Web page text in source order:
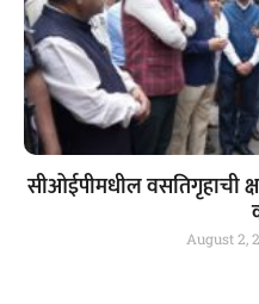
सीओईपीमधील वसतिगृहाची
August 2,